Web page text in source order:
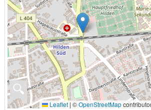
🔍
Leaflet| ©OpenStreetMap